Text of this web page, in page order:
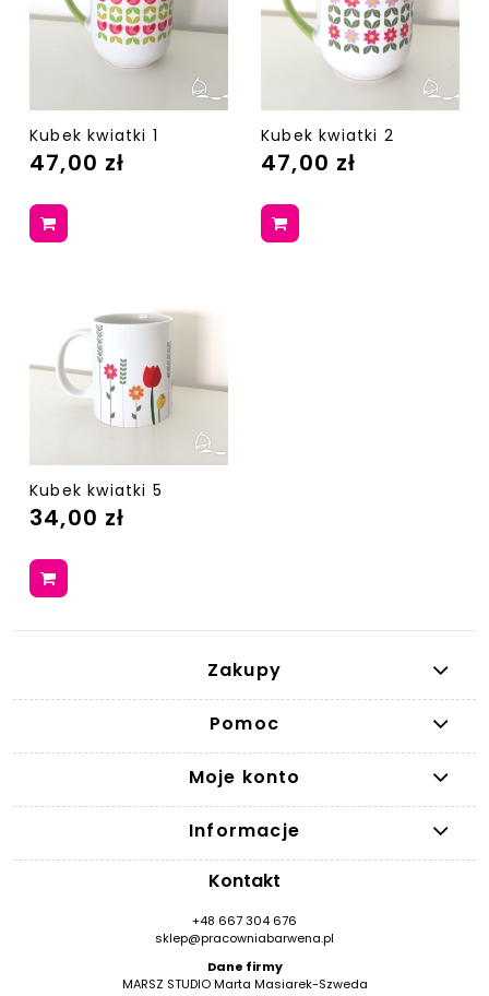
Kubek kwiatki 1
47,00 zł
Kubek kwiatki 2
47,00 zł
Kubek kwiatki 5
34,00 zł
Zakupy
Pomoc
Moje konto
Informacje
Kontakt
+48 667 304 676
sklep@pracowniabarwena.pl
Dane firmy
MARSZ STUDIO Marta Masiarek-Szweda